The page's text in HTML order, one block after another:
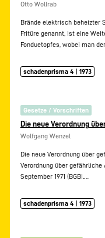
Otto Wollrab
Brände elektrisch beheizter
Fritüre genannt, ist eine
Fonduetopfes, wobei man
schadenprisma 4 | 1973
Gesetze / Vorschriften
Die neue Verordnung
Wolfgang Wenzel
Die neue Verordnung über
Verordnung über gefährliche
September 1971 (BGBI.…
schadenprisma 4 | 1973